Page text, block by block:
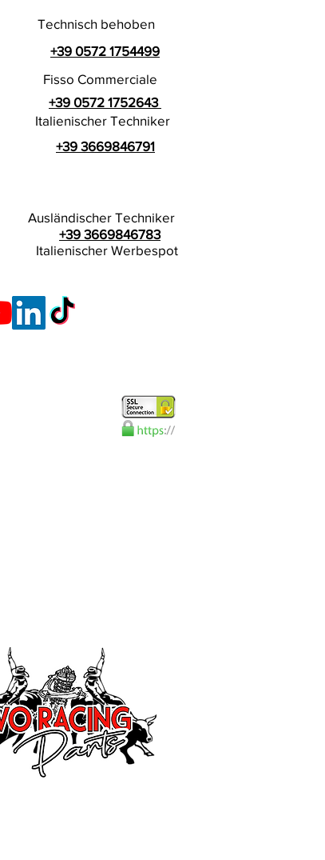
Technisch behoben
+39 0572 1754499
Fisso Commerciale
+39 0572 1752643
Italienischer Techniker
+39 3669846791
Ausländischer Techniker
+39 3669846783
Italienischer Werbespot